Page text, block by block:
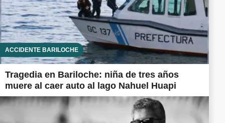
ACCIDENTE BARILOCHE
Tragedia en Bariloche: niña de tres años
muere al caer auto al lago Nahuel Huapi